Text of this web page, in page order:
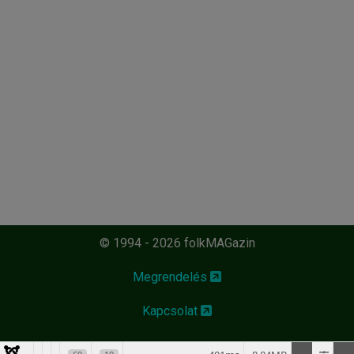
© 1994 - 2026 folkMAGazin
Megrendelés
Kapcsolat